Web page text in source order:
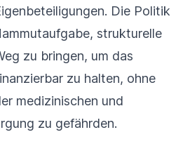
Die Politik
strukturelle
zu bringen, um das
zu halten, ohne
medizinischen und
zu gefährden.